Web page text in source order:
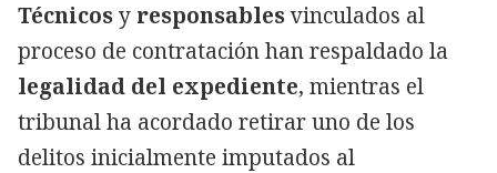
Técnicosy responsablesvinculados al
proceso de contratación han respaldado la
legalidad del expediente, mientras el
tribunal ha acordado retirar uno de los
delitos inicialmente imputados al